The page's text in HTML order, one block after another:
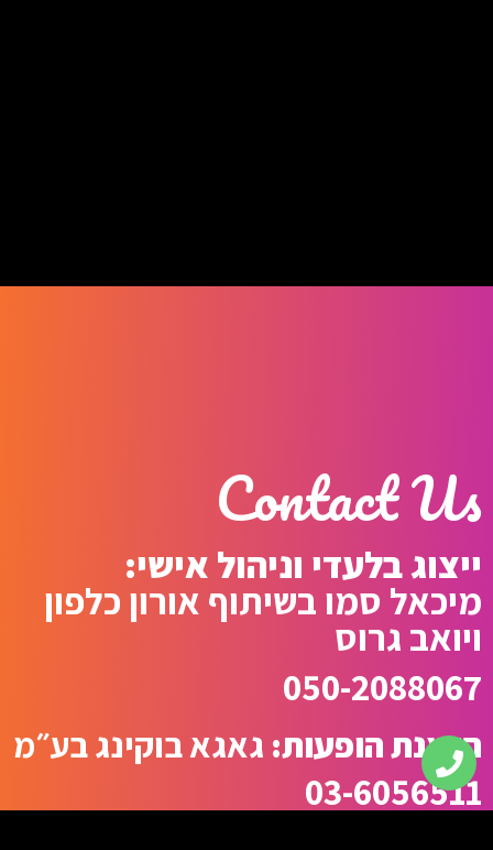
Contact Us
ייצוג בלעדי וניהול אישי:
מיכאל סמו בשיתוף אורון כלפון
ויואב גרוס
050-2088067
הזמנת הופעות: גאגא בוקינג בע״מ
03-6056511